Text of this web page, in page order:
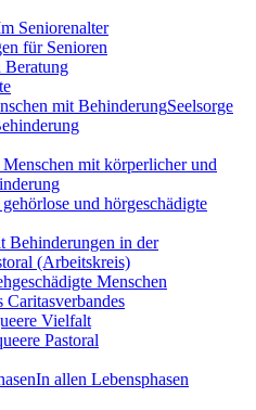
Seniorenalter
für Senioren
Beratung
Seelsorge
Menschen mit körperlicher und
und hörgeschädigte
Behinderungen in der
(Arbeitskreis)
Menschen
Caritasverbandes
Vielfalt
Pastoral
In allen Lebensphasen